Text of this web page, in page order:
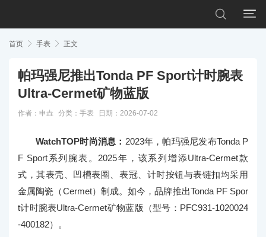


首页  手表  正文
帕玛强尼推出Tonda PF Sport计时腕表
Ultra-Cermet矿物蓝版
作者：申垚 分类： 手表 日期：2026-07-02
WatchTOP时尚消息： 2023年，帕玛强尼发布Tonda P
F Sport系列腕表。2025年，该系列增添Ultra-Cermet款
式，其表壳、凹槽表圈、表冠、计时按钮与表链扣均采用
金属陶瓷（Cermet）制成。如今，品牌推出Tonda PF Spor
t计时腕表Ultra-Cermet矿物蓝版（型号：PFC931-1020024
-400182）。